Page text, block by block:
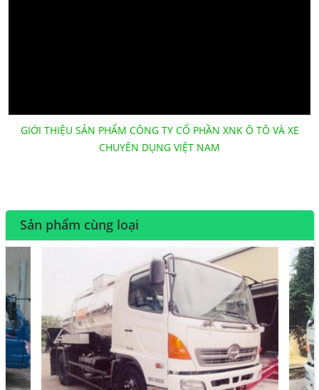
GIỚI THIỆU SẢN PHẨM CÔNG TY CỔ PHẦN XNK Ô TÔ VÀ XE
CHUYÊN DỤNG VIỆT NAM
Sản phẩm cùng loại